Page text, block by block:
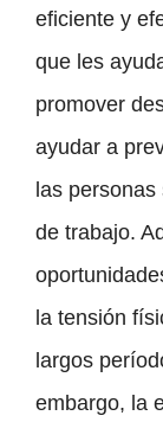
eficiente y
que les
promover
ayudar a
las
de trabajo.
la tensión
largos
embargo, la